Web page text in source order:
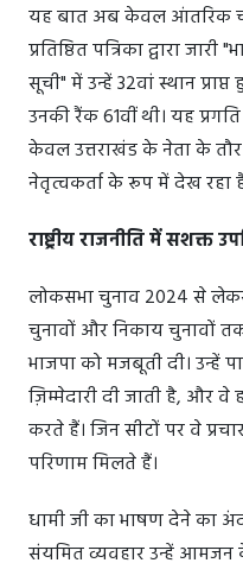
यह बात अब केवल आंतरिक
प्रतिष्ठित पत्रिका द्वारा
सूची" में उन्हें 32वां स्थान
उनकी रैंक 61वीं थी। यह
केवल उत्तराखंड के नेता के तौर
नेतृत्वकर्ता के रूप में देख रहा
राष्ट्रीय राजनीति में सशक्त
लोकसभा चुनाव 2024 से
चुनावों और निकाय चुनावों
भाजपा को मजबूती दी। उन्हें
ज़िम्मेदारी दी जाती है, और वे
करते हैं। जिन सीटों पर वे
परिणाम मिलते हैं।
धामी जी का भाषण देने का
संयमित व्यवहार उन्हें